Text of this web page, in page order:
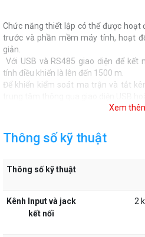
Chức năng thiết lập có thể được hoạt
trước và phần mềm máy tính, hoạt
giản.
Với USB và RS485 giao diện để kết
tính điều khiển là lên đến 1500 m.
Để khiển kiểm soát ma trận và tắt
Máy có thể lưu trữ 30 chương trình
Thông số kỹ thuật
Xem
Thông số kỹ thuật
Thông số kỹ thuật
Kênh Input và jack
kết nối
2